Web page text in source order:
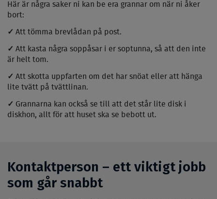
Här är några saker ni kan be era grannar om när ni åker
bort:
✓ Att tömma brevlådan på post.
✓ Att kasta några soppåsar i er soptunna, så att den inte
är helt tom.
✓ Att skotta uppfarten om det har snöat eller att hänga
lite tvätt på tvättlinan.
✓ Grannarna kan också se till att det står lite disk i
diskhon, allt för att huset ska se bebott ut.
Kontaktperson – ett viktigt jobb
som går snabbt